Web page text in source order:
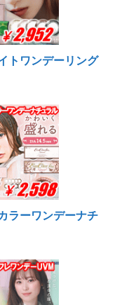
トワンデーリング
ラーワンデーナチ